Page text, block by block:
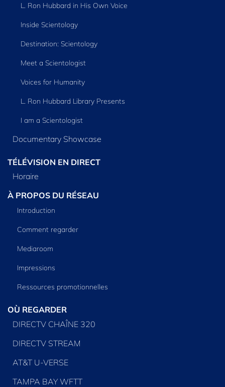
L. Ron Hubbard in His Own Voice
Inside Scientology
Destination: Scientology
Meet a Scientologist
Voices for Humanity
L. Ron Hubbard Library Presents
I am a Scientologist
Documentary Showcase
TÉLÉVISION EN DIRECT
Horaire
À PROPOS DU RÉSEAU
Introduction
Comment regarder
Mediaroom
Impressions
Ressources promotionnelles
OÙ REGARDER
DIRECTV CHAÎNE 320
DIRECTV STREAM
AT&T U-VERSE
TAMPA BAY WFTT